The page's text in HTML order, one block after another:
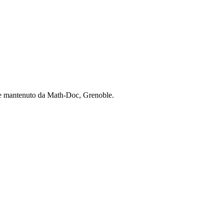
mantenuto da Math-Doc, Grenoble.